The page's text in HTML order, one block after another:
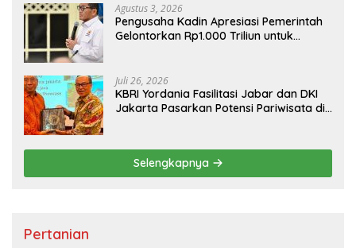
Agustus 3, 2026
Pengusaha Kadin Apresiasi Pemerintah
Gelontorkan Rp1.000 Triliun untuk
Juli 26, 2026
KBRI Yordania Fasilitasi Jabar dan DKI
Jakarta Pasarkan Potensi Pariwisata di
Selengkapnya
Pertanian